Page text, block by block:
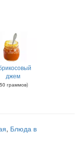
джем
50 граммов)
, Блюда в